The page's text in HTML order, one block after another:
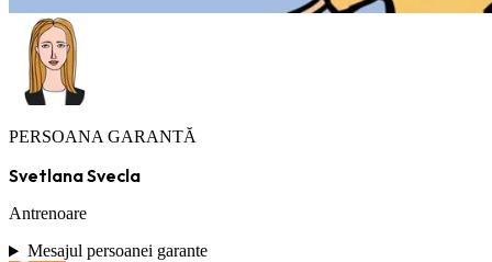
PERSOANA GARANTĂ
Svetlana Svecla
Antrenoare
Mesajul persoanei garante